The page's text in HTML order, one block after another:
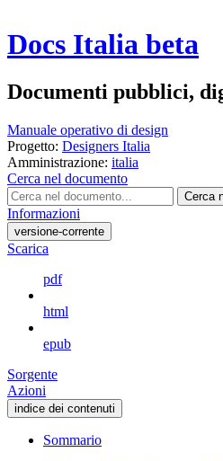
Docs Italia beta
Documenti pubblici,
Manuale operativo di design
Progetto: Designers Italia
Amministrazione: italia
Cerca nel documento
Cerca
Informazioni
versione-corrente
Scarica
pdf
html
epub
Sorgente
Azioni
indice dei contenuti
Sommario